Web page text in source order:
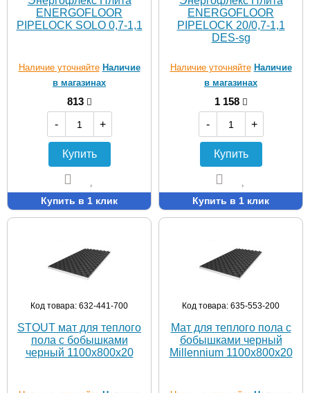
ENERGOFLOOR
PIPELOCK SOLO 0,7-1,1
Наличие уточняйте Наличие
в магазинах
813
-
+
Купить
Купить в 1 клик
ENERGOFLOOR
PIPELOCK 20/0,7-1,1
DES-sg
Наличие уточняйте Наличие
в магазинах
1 158
-
+
Купить
Купить в 1 клик
Код товара: 632-441-700
STOUT мат для теплого
пола с бобышками
черный 1100х800х20
Код товара: 635-553-200
Мат для теплого пола с
бобышками черный
Millennium 1100х800х20